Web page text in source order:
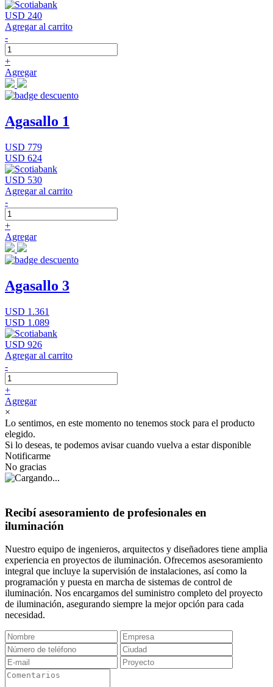
USD 240
Agregar al carrito
-
+
Agregar
Agasallo 1
USD 779
USD 624
USD 530
Agregar al carrito
-
+
Agregar
Agasallo 3
USD 1.361
USD 1.089
USD 926
Agregar al carrito
-
+
Agregar
×
Lo sentimos, en este momento no tenemos stock para el producto
elegido.
Si lo deseas, te podemos avisar cuando vuelva a estar disponible
Notificarme
No gracias
Recibí asesoramiento de profesionales en
iluminación
Nuestro equipo de ingenieros, arquitectos y diseñadores tiene amplia
experiencia en proyectos de iluminación. Ofrecemos asesoramiento
integral que incluye la supervisión de instalaciones, así como la
programación y puesta en marcha de sistemas de control de
iluminación. Nos encargamos del suministro completo del proyecto
de iluminación, asegurando siempre la mejor opción para cada
necesidad.